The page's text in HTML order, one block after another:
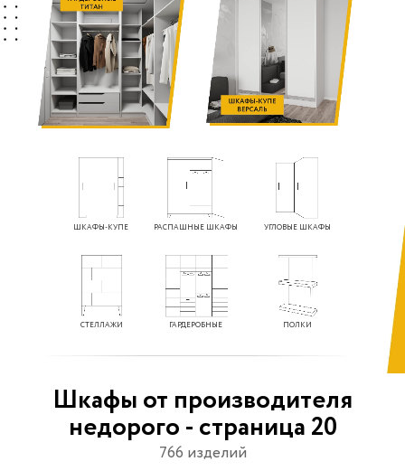
ШКАФЫ-КУПЕ РАСПАШНЫЕ ШКАФЫ УГЛОВЫЕ ШКАФЫ
ГАРДЕРОБНЫЕ
СТЕЛЛАЖИ ПОЛКИ
Шкафы от производителя
недорого - страница 20
766 изделий